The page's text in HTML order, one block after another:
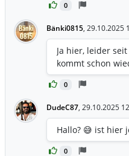
0
Bänki0815, 29.10.2025
0
Ja hier, leider
kommt schon
DudeC87, 29.10.2025
0
Hallo? 😅 ist hier